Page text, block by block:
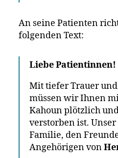
An seine Patienten
folgenden Text:
Liebe Patientinnen!
Mit tiefer Trauer
müssen wir Ihnen
Kahoun plötzlich
verstorben ist.
Familie, den
Angehörigen von